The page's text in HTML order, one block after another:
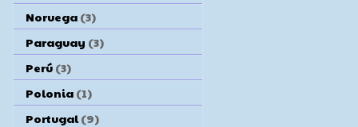
Noruega (3)
Paraguay (3)
Perú (3)
Polonia (1)
Portugal (9)